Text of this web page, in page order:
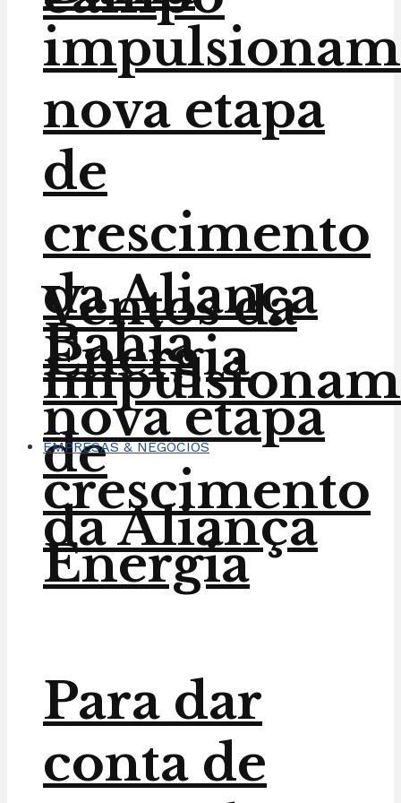
Ventos da
Bahia
impulsionam
nova etapa
de
crescimento
da Aliança
Energia
impulsionam
nova etapa
de
crescimento
da Aliança
Energia
EMPRESAS & NEGÓCIOS
Para dar
conta de